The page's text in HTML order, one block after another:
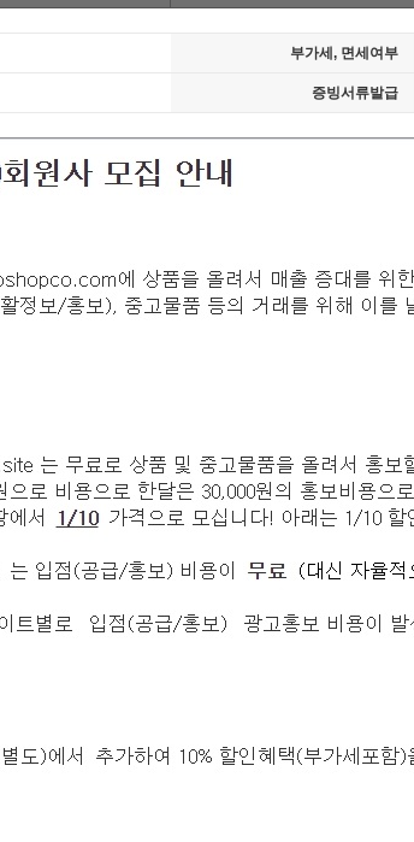
부가세, 면세여부
증빙서류발급